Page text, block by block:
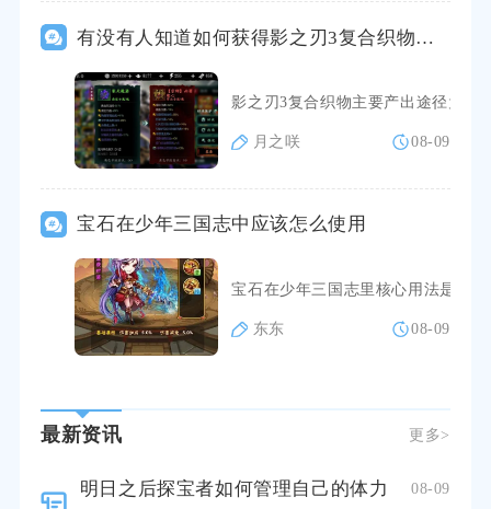
有没有人知道如何获得影之刃3复合织物材料
影之刃3复合织物主要产出途径为里
月之咲 08-09
宝石在少年三国志中应该怎么使用
宝石在少年三国志里核心用法是依
东东 08-09
最新资讯 更多>
明日之后探宝者如何管理自己的体力 08-09